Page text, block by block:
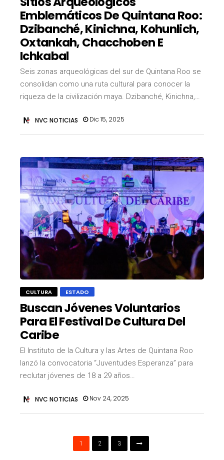
Emblemáticos De Quintana Roo:
Dzibanché, Kinichna, Kohunlich,
Oxtankah, Chacchoben E
Ichkabal
Seis zonas arqueológicas del sur de Quintana Roo se
consolidan como una ruta cultural para conocer la
riqueza de la civilización maya. Dzibanché, Kinichna,…
NVC NOTICIAS Dic 15, 2025
CULTURA ESTADO
Buscan Jóvenes Voluntarios
Para El Festival De Cultura Del
Caribe
El Instituto de la Cultura y las Artes de Quintana Roo
lanzó la convocatoria “Juventudes Esperanza” para
reclutar jóvenes de 18 a 29 años…
NVC NOTICIAS Nov 24, 2025
1 2 3